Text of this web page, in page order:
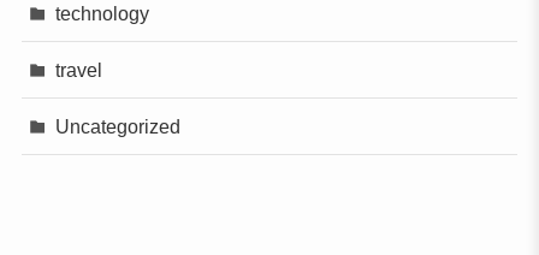
technology
travel
Uncategorized